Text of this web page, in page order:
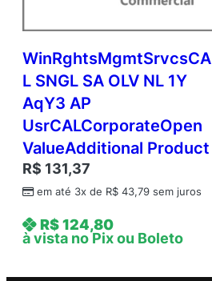
WinRghtsMgmtSrvcsCA
L SNGL SA OLV NL 1Y
AqY3 AP
UsrCALCorporateOpen
ValueAdditional Product
R$ 131,37
em até 3x de R$ 43,79 sem juros
R$124,80
à vista no Pix ou Boleto